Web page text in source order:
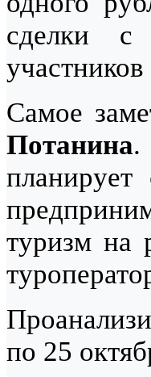
сделки с
Самое
Потанина.
планирует
туризм на
по 25